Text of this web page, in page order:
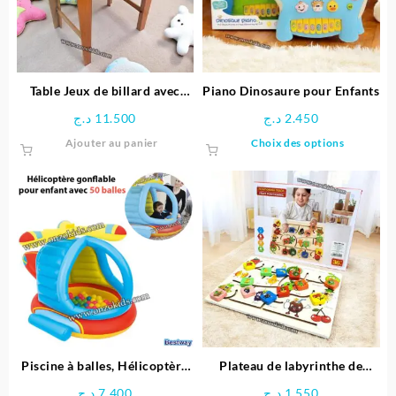
Table Jeux de billard avec
11.500 د.ج
Ajouter au panier
Piano Dinosaure pour Enfants
2.450 د.ج
Choix des options
Les
options
être
choisies
sur
la
page
Piscine à balles, Hélicoptère
7.400 د.ج
Plateau de labyrinthe de
1.550 د.ج